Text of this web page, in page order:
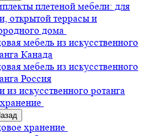
плетеной мебели: для
открытой террасы и
дома
мебель из искусственного
Канада
мебель из искусственного
Россия
из искусственного ротанга
хранение